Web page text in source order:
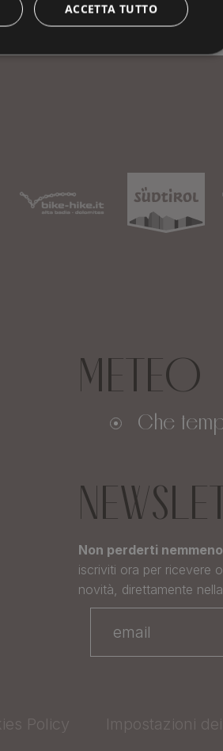
METEO
Che
Non perderti
iscriviti ora per ricevere
novità, direttamente
Policy Impostazioni
ACCETTA TUTTO